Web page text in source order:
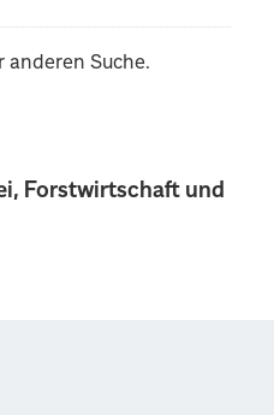
Forstwirtschaft und
anderen Suche.